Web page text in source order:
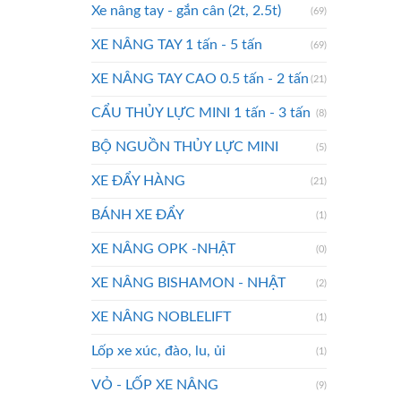
Xe nâng tay - gắn cân (2t, 2.5t) (69)
XE NÂNG TAY 1 tấn - 5 tấn (69)
XE NÂNG TAY CAO 0.5 tấn - 2 tấn (21)
CẨU THỦY LỰC MINI 1 tấn - 3 tấn (8)
BỘ NGUỒN THỦY LỰC MINI (5)
XE ĐẨY HÀNG (21)
BÁNH XE ĐẨY (1)
XE NÂNG OPK -NHẬT (0)
XE NÂNG BISHAMON - NHẬT (2)
XE NÂNG NOBLELIFT (1)
Lốp xe xúc, đào, lu, ủi (1)
VỎ - LỐP XE NÂNG (9)